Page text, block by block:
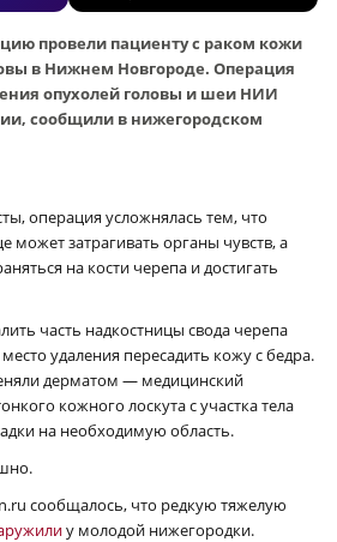
провели пациенту с раком кожи
в Нижнем Новгороде. Операция
опухолей головы и шеи НИИ
сообщили в нижегородском
операция усложнялась тем, что
может затрагивать органы чувств, а
на кости черепа и достигать
часть надкостницы свода черепа
удаления пересадить кожу с бедра.
дерматом — медицинский
кожного лоскута с участка тела
на необходимую область.
сообщалось, что редкую тяжелую
у молодой нижегородки.